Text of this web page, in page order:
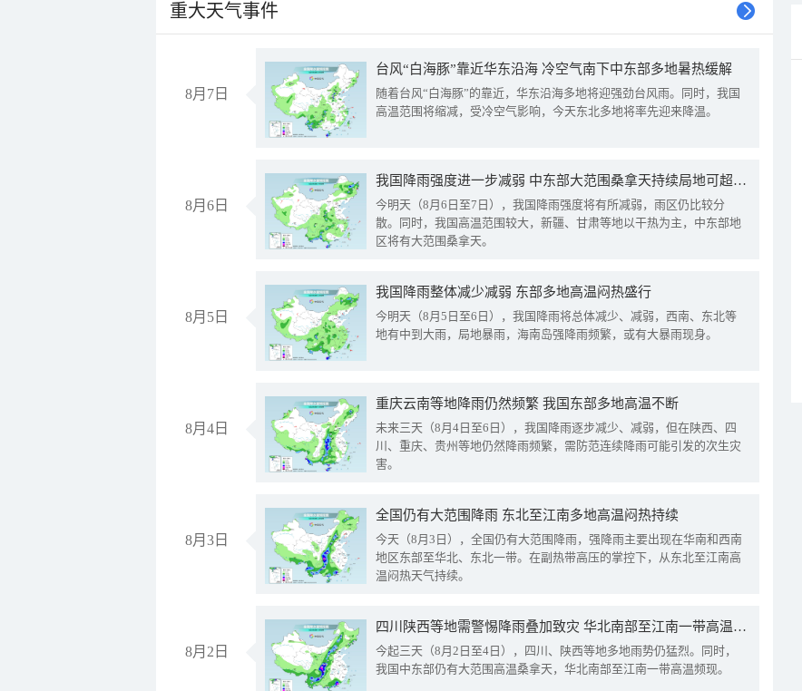
重大天气事件
8月7日
台风“白海豚”靠近华东沿海 冷空气南下中东部多地暑热缓解
随着台风“白海豚”的靠近，华东沿海多地将迎强劲台风雨。同时，我国
高温范围将缩减，受冷空气影响，今天东北多地将率先迎来降温。
8月6日
我国降雨强度进一步减弱 中东部大范围桑拿天持续局地可超38℃
今明天（8月6日至7日），我国降雨强度将有所减弱，雨区仍比较分
散。同时，我国高温范围较大，新疆、甘肃等地以干热为主，中东部地
区将有大范围桑拿天。
8月5日
我国降雨整体减少减弱 东部多地高温闷热盛行
今明天（8月5日至6日），我国降雨将总体减少、减弱，西南、东北等
地有中到大雨，局地暴雨，海南岛强降雨频繁，或有大暴雨现身。
8月4日
重庆云南等地降雨仍然频繁 我国东部多地高温不断
未来三天（8月4日至6日），我国降雨逐步减少、减弱，但在陕西、四
川、重庆、贵州等地仍然降雨频繁，需防范连续降雨可能引发的次生灾
害。
8月3日
全国仍有大范围降雨 东北至江南多地高温闷热持续
今天（8月3日），全国仍有大范围降雨，强降雨主要出现在华南和西南
地区东部至华北、东北一带。在副热带高压的掌控下，从东北至江南高
温闷热天气持续。
8月2日
四川陕西等地需警惕降雨叠加致灾 华北南部至江南一带高温频现
今起三天（8月2日至4日），四川、陕西等地多地雨势仍猛烈。同时，
我国中东部仍有大范围高温桑拿天，华北南部至江南一带高温频现。